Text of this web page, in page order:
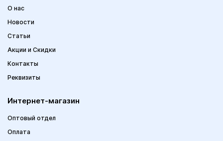
О нас
Новости
Статьи
Акции и Скидки
Контакты
Реквизиты
Интернет-магазин
Оптовый отдел
Оплата